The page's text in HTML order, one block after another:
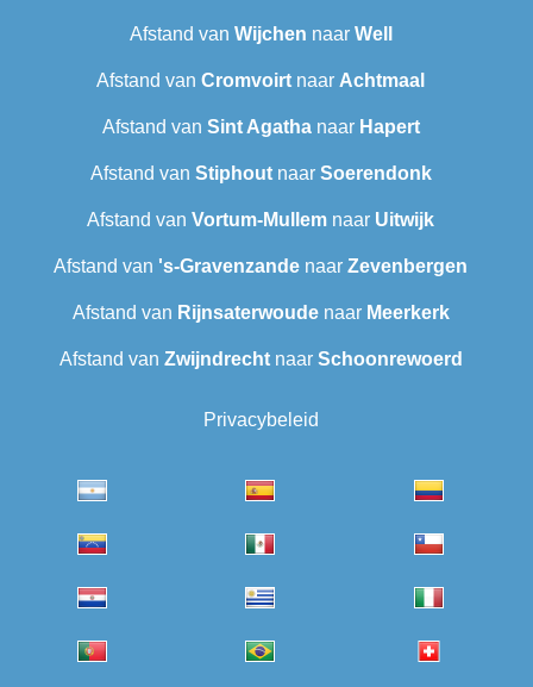
Afstand van Wijchen naar Well
Afstand van Cromvoirt naar Achtmaal
Afstand van Sint Agathanaar Hapert
Afstand van Stiphoutnaar Soerendonk
Afstand van Vortum-Mullem naar Uitwijk
Afstand van 's-Gravenzande naar Zevenbergen
Afstand van Rijnsaterwoudenaar Meerkerk
Afstand van Zwijndrechtnaar Schoonrewoerd
Privacybeleid